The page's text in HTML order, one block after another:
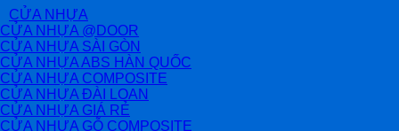
CỬA NHỰA
CỬA NHỰA @DOOR
CỬA NHỰA SÀI GÒN
CỬA NHỰA ABS HÀN QUỐC
CỬA NHỰA COMPOSITE
CỬA NHỰA ĐÀI LOAN
CỬA NHỰA GIÁ RẺ
CỬA NHỰA GỖ COMPOSITE